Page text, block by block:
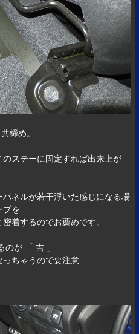
締め。
ステーに固定すれば出来上が
ネルが若干浮いた感じになる場
プを
着するのでお薦めです。
が 「 吉 」
ちゃうので要注意